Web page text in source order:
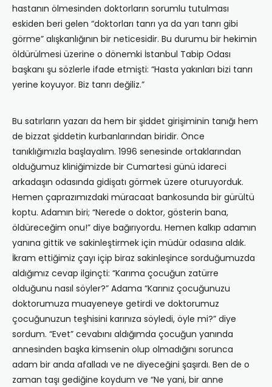
hastanın ölmesinden doktorların sorumlu tutulması
eskiden beri gelen “doktorları tanrı ya da yarı tanrı gibi
görme” alışkanlığının bir neticesidir. Bu durumu bir hekimin
öldürülmesi üzerine o dönemki İstanbul Tabip Odası
başkanı şu sözlerle ifade etmişti: “Hasta yakınları bizi tanrı
yerine koyuyor. Biz tanrı değiliz.”
Bu satırların yazarı da hem bir şiddet girişiminin tanığı hem
de bizzat şiddetin kurbanlarından biridir. Önce
tanıklığımızla başlayalım. 1996 senesinde ortaklarından
olduğumuz kliniğimizde bir Cumartesi günü idareci
arkadaşın odasında gidişatı görmek üzere oturuyorduk.
Hemen çaprazımızdaki müracaat bankosunda bir gürültü
koptu. Adamın biri; “Nerede o doktor, gösterin bana,
öldüreceğim onu!” diye bağırıyordu. Hemen kalkıp adamın
yanına gittik ve sakinleştirmek için müdür odasına aldık.
İkram ettiğimiz çayı içip biraz sakinleşince sorduğumuzda
aldığımız cevap ilginçti: “Karıma çocuğun zatürre
olduğunu nasıl söyler?” Adama “Karınız çocuğunuzu
doktorumuza muayeneye getirdi ve doktorumuz
çocuğunuzun teşhisini karınıza söyledi, öyle mi?” diye
sordum. “Evet” cevabını aldığımda çocuğun yanında
annesinden başka kimsenin olup olmadığını sorunca
adam bir anda afalladı ve ne diyeceğini şaşırdı. Ben de o
zaman taşı gediğine koydum ve “Ne yani, bir anne